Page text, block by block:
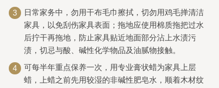
3
日常家务中，勿用干布毛巾擦拭，切勿用鸡毛掸清洁
家具，以免刮伤家具表面；拖地应使用棉质拖把过水
后拧干再拖地，防止家具贴近地面部分沾上水渍污
渍，切忌与酸、碱性化学物品及油腻物接触。
4
可每半年重点保养一次，用专业膏状蜡为家具上层
蜡，上蜡之前先用较湿的非碱性肥皂水，顺着木材纹